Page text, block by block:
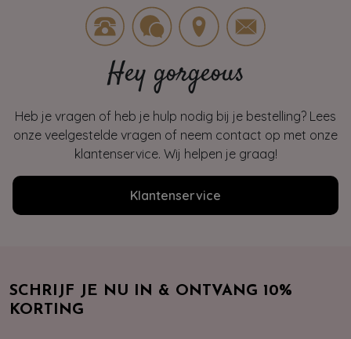
Hey gorgeous
Heb je vragen of heb je hulp nodig bij je bestelling? Lees
onze veelgestelde vragen of neem contact op met onze
klantenservice. Wij helpen je graag!
Klantenservice
SCHRIJF JE NU IN & ONTVANG 10%
KORTING